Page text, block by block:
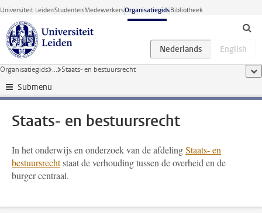
Ga direct naar de inhoud
Universiteit LeidenStudentenMedewerkersOrganisatiegidsBibliotheek
Organisatiegids ... Staats- en bestuursrecht
Submenu
Staats- en bestuursrecht
In het onderwijs en onderzoek van de afdelingStaats- en
bestuursrechtstaat de verhouding tussen de overheid en de
burger centraal.